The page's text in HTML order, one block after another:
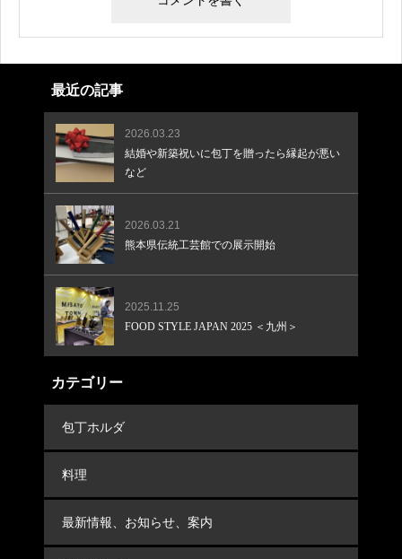
最近の記事
2026.03.23
結婚や新築祝いに包丁を贈ったら縁起が悪い
など
2026.03.21
熊本県伝統工芸館での展示開始
2025.11.25
FOOD STYLE JAPAN 2025 ＜九州＞
カテゴリー
包丁ホルダ
料理
最新情報、お知らせ、案内